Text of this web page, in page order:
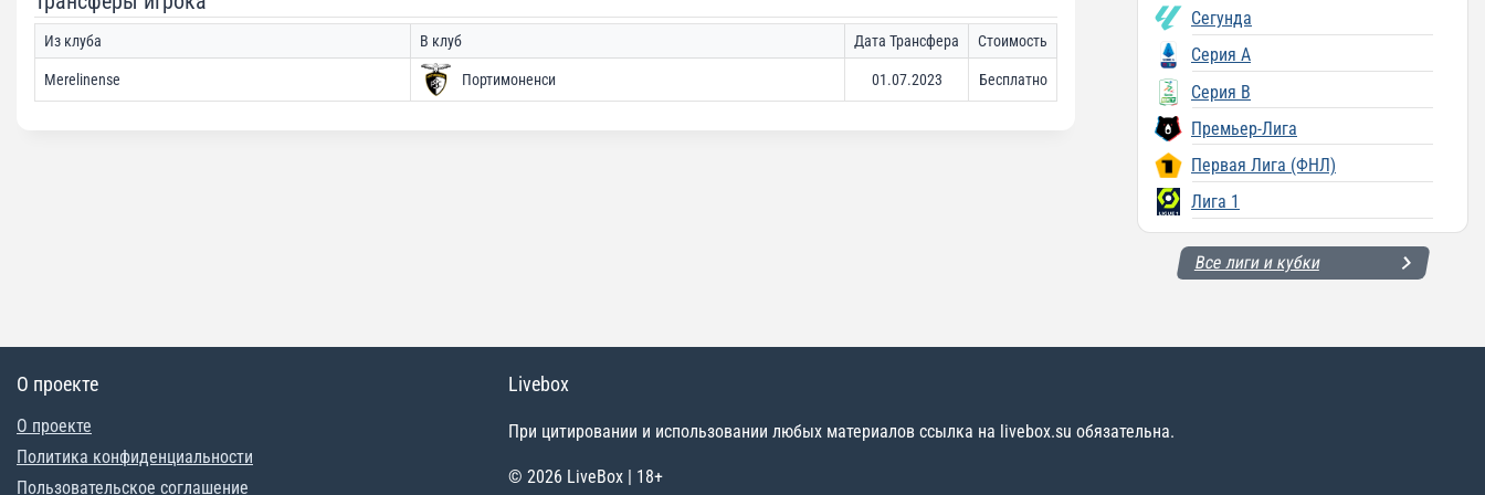
Из клуба В клуб Дата Трансфера Стоимость
Merelinense Портимоненси 01.07.2023 Бесплатно
Сегунда
Серия A
Серия B
Премьер-Лига
Первая Лига (ФНЛ)
Лига 1
Все лиги и кубки
О проекте
О проекте
Политика конфиденциальности
Пользовательское соглашение
Livebox
При цитировании и использовании любых материалов ссылка на livebox.su обязательна.
© 2026 LiveBox | 18+